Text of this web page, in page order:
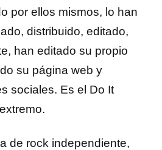
por ellos mismos, lo han
distribuido, editado,
han editado su propio
su página web y
sociales. Es el Do It
de rock independiente,